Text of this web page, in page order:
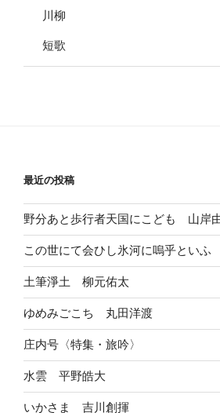
川柳
短歌
最近の投稿
野分あと歩行者天国にこども 山岸
この世にて会ひし氷河に嗚乎とい
土筆淨土 柳元佑太
ゆめみごこち 丸田洋渡
庄内号〈特集・旅吟〉
水雲 平野皓大
いかさま 吉川創揮